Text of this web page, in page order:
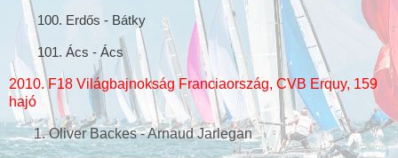
100. Erdős - Bátky
101. Ács - Ács
2010. F18 Világbajnokság Franciaország, CVB Erquy, 159
hajó
1. Oliver Backes - Arnaud Jarlegan